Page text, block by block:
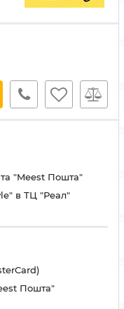
"Meest Пошта"
в ТЦ "Реал"
Пошта"